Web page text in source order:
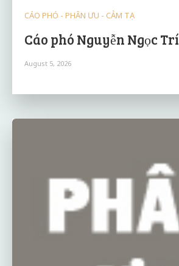
CÁO PHÓ - PHÂN ƯU - CẢM TẠ
Cáo phó Nguyễn Ngọc Trí
August 5, 2026